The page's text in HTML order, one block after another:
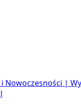
i Nowoczesności |